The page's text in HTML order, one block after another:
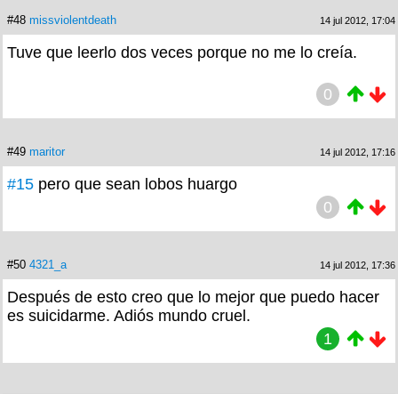
#48 missviolentdeath 14 jul 2012, 17:04
Tuve que leerlo dos veces porque no me lo creía.
0
#49 maritor 14 jul 2012, 17:16
#15 pero que sean lobos huargo
0
#50 4321_a 14 jul 2012, 17:36
Después de esto creo que lo mejor que puedo hacer
es suicidarme. Adiós mundo cruel.
1